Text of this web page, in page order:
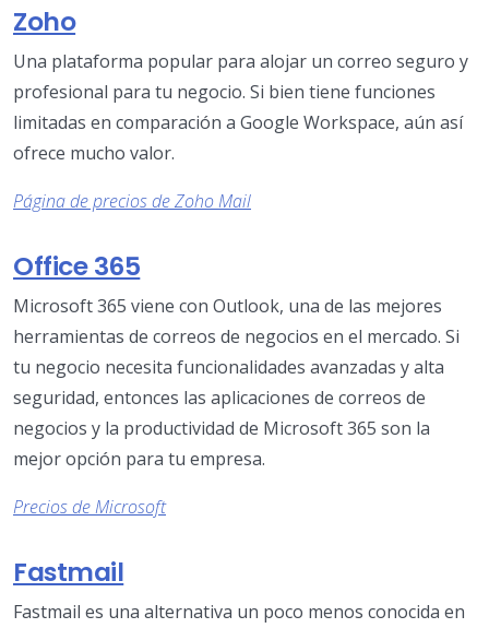
Zoho
Una plataforma popular para alojar un correo seguro y
profesional para tu negocio. Si bien tiene funciones
limitadas en comparación a Google Workspace, aún así
ofrece mucho valor.
Página de precios de Zoho Mail
Office 365
Microsoft 365 viene con Outlook, una de las mejores
herramientas de correos de negocios en el mercado. Si
tu negocio necesita funcionalidades avanzadas y alta
seguridad, entonces las aplicaciones de correos de
negocios y la productividad de Microsoft 365 son la
mejor opción para tu empresa.
Precios de Microsoft
Fastmail
Fastmail es una alternativa un poco menos conocida en